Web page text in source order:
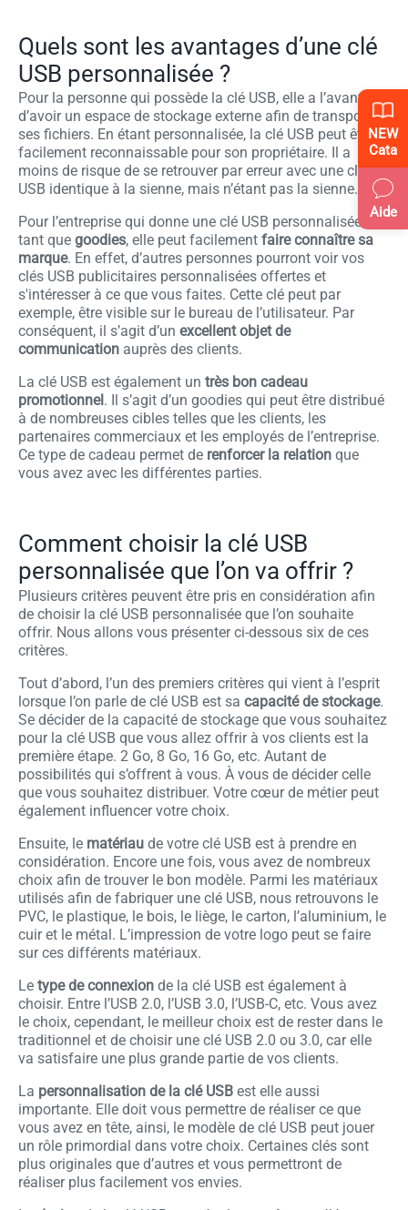
Quels sont les avantages d’une clé
USB personnalisée ?
Pour la personne qui possède la clé USB, elle a l’avantage
d’avoir un espace de stockage externe afin de transporter
ses fichiers. En étant personnalisée, la clé USB peut être
facilement reconnaissable pour son propriétaire. Il a
moins de risque de se retrouver par erreur avec une clé
USB identique à la sienne, mais n’étant pas la sienne.
Pour l’entreprise qui donne une clé USB personnalisée en
tant que goodies, elle peut facilement faire connaître sa
marque. En effet, d’autres personnes pourront voir vos
clés USB publicitaires personnalisées offertes et
s'intéresser à ce que vous faites. Cette clé peut par
exemple, être visible sur le bureau de l’utilisateur. Par
conséquent, il s’agit d’un excellent objet de
communication auprès des clients.
La clé USB est également un très bon cadeau
promotionnel. Il s’agit d’un goodies qui peut être distribué
à de nombreuses cibles telles que les clients, les
partenaires commerciaux et les employés de l’entreprise.
Ce type de cadeau permet de renforcer la relation que
vous avez avec les différentes parties.
Comment choisir la clé USB
personnalisée que l’on va offrir ?
Plusieurs critères peuvent être pris en considération afin
de choisir la clé USB personnalisée que l’on souhaite
offrir. Nous allons vous présenter ci-dessous six de ces
critères.
Tout d’abord, l’un des premiers critères qui vient à l’esprit
lorsque l’on parle de clé USB est sa capacité de stockage.
Se décider de la capacité de stockage que vous souhaitez
pour la clé USB que vous allez offrir à vos clients est la
première étape. 2 Go, 8 Go, 16 Go, etc. Autant de
possibilités qui s’offrent à vous. À vous de décider celle
que vous souhaitez distribuer. Votre cœur de métier peut
également influencer votre choix.
Ensuite, le matériau de votre clé USB est à prendre en
considération. Encore une fois, vous avez de nombreux
choix afin de trouver le bon modèle. Parmi les matériaux
utilisés afin de fabriquer une clé USB, nous retrouvons le
PVC, le plastique, le bois, le liège, le carton, l’aluminium, le
cuir et le métal. L’impression de votre logo peut se faire
sur ces différents matériaux.
Le type de connexion de la clé USB est également à
choisir. Entre l’USB 2.0, l’USB 3.0, l’USB-C, etc. Vous avez
le choix, cependant, le meilleur choix est de rester dans le
traditionnel et de choisir une clé USB 2.0 ou 3.0, car elle
va satisfaire une plus grande partie de vos clients.
La personnalisation de la clé USB est elle aussi
importante. Elle doit vous permettre de réaliser ce que
vous avez en tête, ainsi, le modèle de clé USB peut jouer
un rôle primordial dans votre choix. Certaines clés sont
plus originales que d’autres et vous permettront de
réaliser plus facilement vos envies.
NEW
Cata
Aide